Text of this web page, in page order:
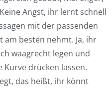
Angst, ihr lernt schnell
mit der passenden
am besten nehmt. Ja, ihr
waagrecht legen und
Kurve drücken lassen.
das heißt, ihr könnt